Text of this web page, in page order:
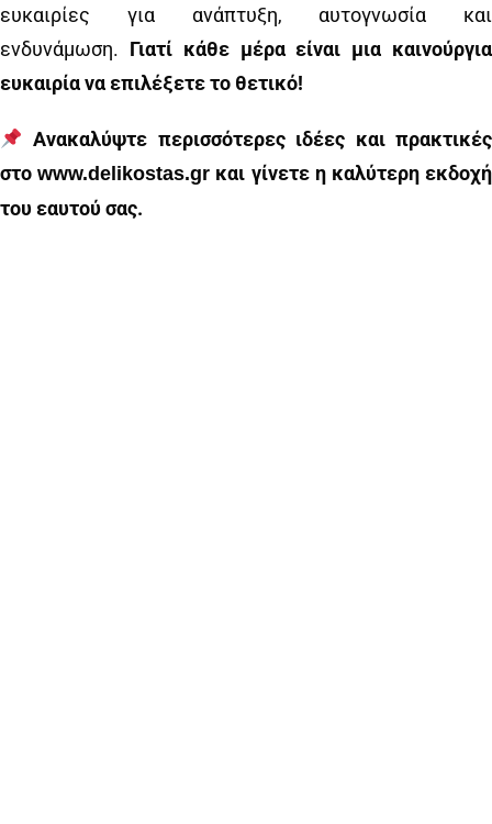
ευκαιρίες για ανάπτυξη, αυτογνωσία και
ενδυνάμωση. Γιατί κάθε μέρα είναι μια καινούργια
ευκαιρία να επιλέξετε το θετικό!
Ανακαλύψτε περισσότερες ιδέες και πρακτικές
στοwww.delikostas.gr και γίνετε η καλύτερη εκδοχή
του εαυτού σας.